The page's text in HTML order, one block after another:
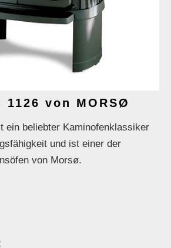
1126 von MORSØ
ein beliebter Kaminofenklassiker
und ist einer der
von Morsø.